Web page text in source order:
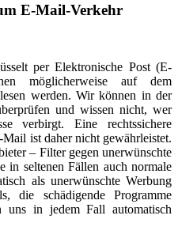
E-Mail-Verkehr
per Elektronische Post (E-
möglicherweise auf dem
werden. Wir können in der
und wissen nicht, wer
verbirgt. Eine rechtssichere
ist daher nicht gewährleistet.
– Filter gegen unerwünschte
in seltenen Fällen auch normale
als unerwünschte Werbung
die schädigende Programme
uns in jedem Fall automatisch